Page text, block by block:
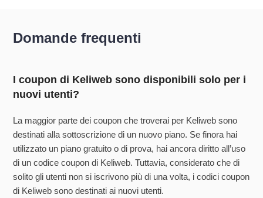
Domande frequenti
I coupon di Keliweb sono disponibili solo per i
nuovi utenti?
La maggior parte dei coupon che troverai per Keliweb sono
destinati alla sottoscrizione di un nuovo piano. Se finora hai
utilizzato un piano gratuito o di prova, hai ancora diritto all’uso
di un codice coupon di Keliweb. Tuttavia, considerato che di
solito gli utenti non si iscrivono più di una volta, i codici coupon
di Keliweb sono destinati ai nuovi utenti.